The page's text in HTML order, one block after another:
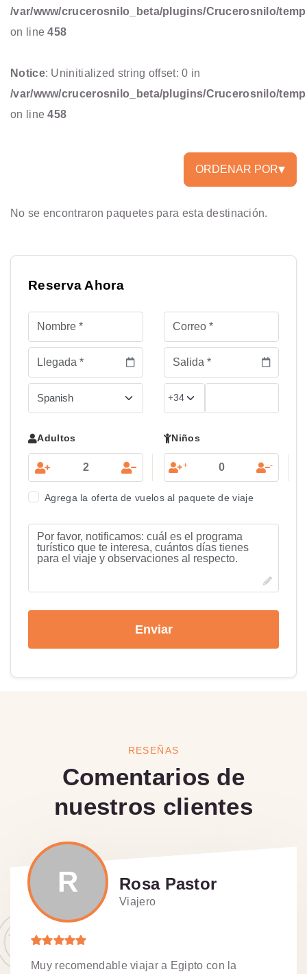
/var/www/crucerosnilo_beta/plugins/Crucerosnilo/
on line458
Notice: Uninitialized string offset: 0 in
/var/www/crucerosnilo_beta/plugins/Crucerosnilo/
on line458
ORDENAR POR▾
Precio de menor a mayor
No se encontraron paquetes para esta destinación.
Reserva Ahora
Adultos Niños
+ -
Agrega la oferta de vuelos al paquete de viaje
Enviar
RESEÑAS
Comentarios de
nuestros clientes
R Rosa Pastor
Viajero
Muy recomendable viajar a Egipto con la